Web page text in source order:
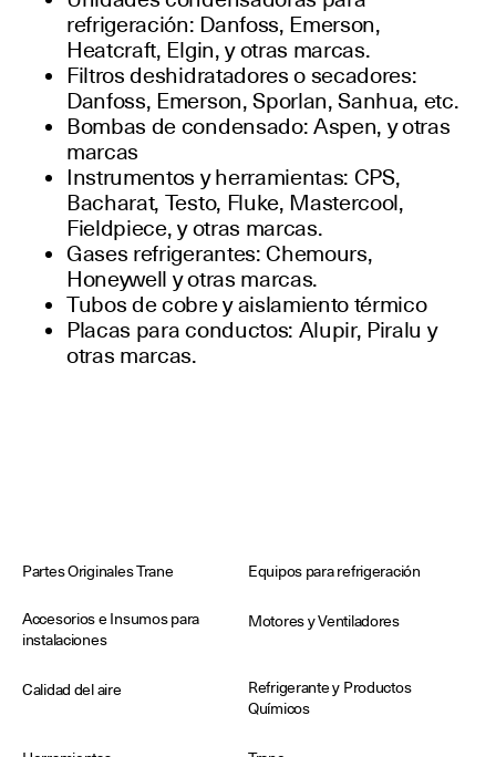
refrigeración: Danfoss, Emerson,
Heatcraft, Elgin, y otras marcas.
Filtros deshidratadores o secadores:
Danfoss, Emerson, Sporlan, Sanhua, etc.
Bombas de condensado: Aspen, y otras
marcas
Instrumentos y herramientas: CPS,
Bacharat, Testo, Fluke, Mastercool,
Fieldpiece, y otras marcas.
Gases refrigerantes: Chemours,
Honeywell y otras marcas.
Tubos de cobre y aislamiento térmico
Placas para conductos: Alupir, Piralu y
otras marcas.
Partes Originales Trane Equipos para refrigeración
Accesorios e Insumos para
instalaciones
Motores y Ventiladores
Calidad del aire
Refrigerante y Productos
Químicos